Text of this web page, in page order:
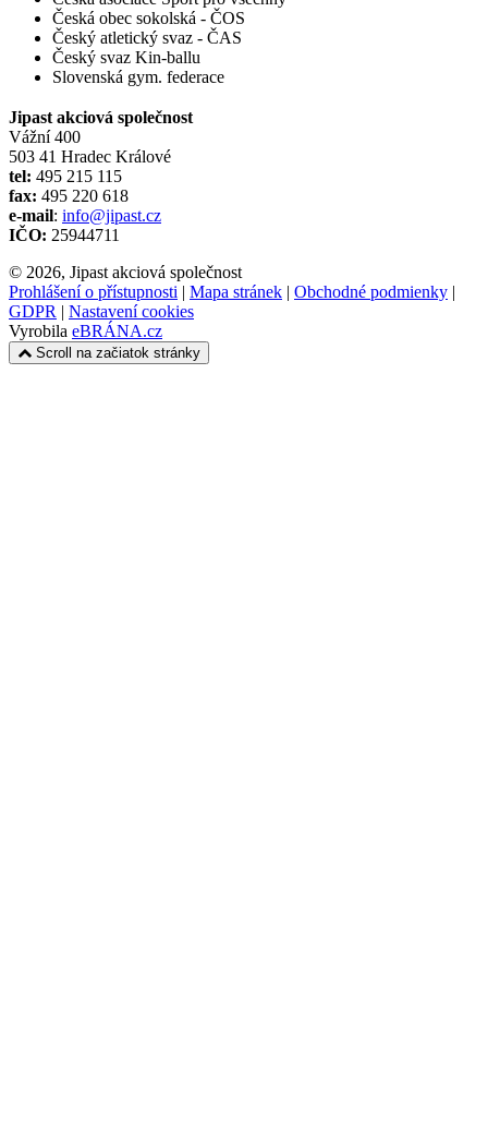
Česká obec sokolská - ČOS
Český atletický svaz - ČAS
Český svaz Kin-ballu
Slovenská gym. federace
Jipast akciová společnost
Vážní 400
503 41 Hradec Králové
tel: 495 215 115
fax: 495 220 618
e-mail: info@jipast.cz
IČO: 25944711
© 2026, Jipast akciová společnost
Prohlášení o přístupnosti | Mapa stránek | Obchodné podmienky |
GDPR | Nastavení cookies
Vyrobila eBRÁNA.cz
Scroll na začiatok stránky